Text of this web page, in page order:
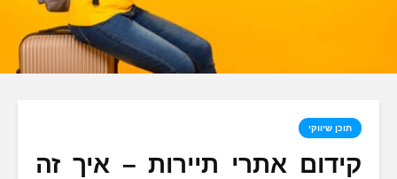
תוכן שיווקי
קידום אתרי תיירות – איך זה